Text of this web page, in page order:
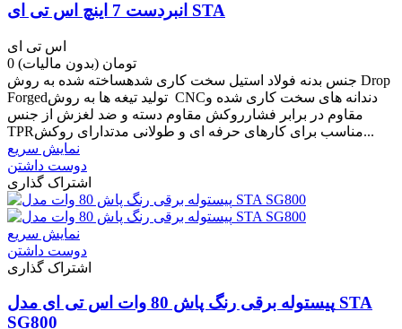
انبردست 7 اینچ اس تی ای STA
اس تی ای
0 تومان (بدون مالیات)
جنس بدنه فولاد استیل سخت کاری شدهساخته شده به روش Drop
Forgedتولید تیغه ها به روش CNCدندانه های سخت کاری شده و
مقاوم در برابر فشارروکش مقاوم دسته و ضد لغزش از جنس
TPRمناسب برای کارهای حرفه ای و طولانی مدتدارای روکش...
نمایش سریع
دوست داشتن
اشتراک گذاری
نمایش سریع
دوست داشتن
اشتراک گذاری
پیستوله برقی رنگ پاش 80 وات اس تی ای مدل STA
SG800